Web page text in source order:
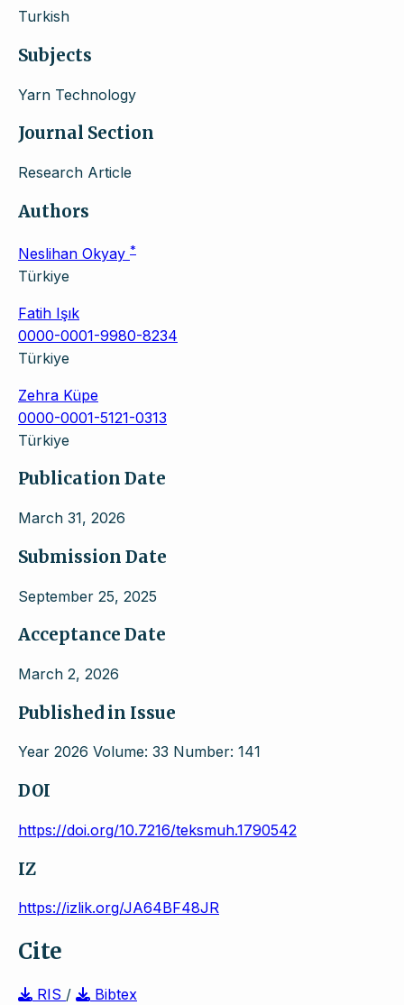
Turkish
Subjects
Yarn Technology
Journal Section
Research Article
Authors
Neslihan Okyay *
Türkiye
Fatih Işık
0000-0001-9980-8234
Türkiye
Zehra Küpe
0000-0001-5121-0313
Türkiye
Publication Date
March 31, 2026
Submission Date
September 25, 2025
Acceptance Date
March 2, 2026
Published in Issue
Year 2026 Volume: 33 Number: 141
DOI
https://doi.org/10.7216/teksmuh.1790542
IZ
https://izlik.org/JA64BF48JR
Cite
RIS /
Bibtex